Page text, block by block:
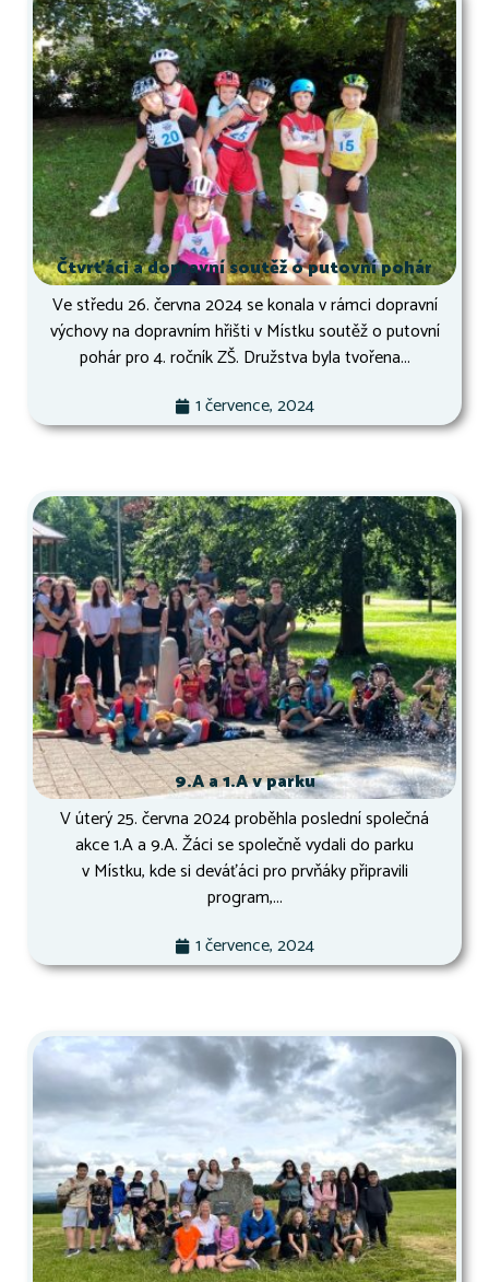
Čtvrťáci a dopravní soutěž o putovní pohár
Ve středu 26. června 2024 se konala v rámci dopravní
výchovy na dopravním hřišti v Místku soutěž o putovní
pohár pro 4. ročník ZŠ. Družstva byla tvořena...
1 července, 2024
9.A a 1.A v parku
V úterý 25. června 2024 proběhla poslední společná
akce 1.A a 9.A. Žáci se společně vydali do parku
v Místku, kde si deváťáci pro prvňáky připravili
program,...
1 července, 2024